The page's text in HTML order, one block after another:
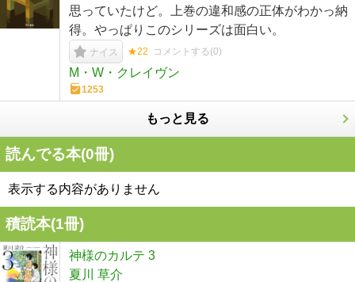
思っていたけど。上巻の違和感の正体がわかっ納
得。やっぱりこのシリーズは面白い。
ナイス ★22 コメントする(0)
M・W・クレイヴン
1253
もっと見る
読んでる本(0冊)
表示する内容がありません
積読本(1冊)
神様のカルテ 3
夏川 草介